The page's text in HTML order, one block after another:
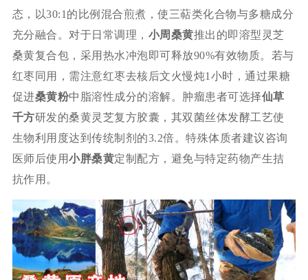
态，以30:1的比例混合煎煮，使三萜类化合物与多糖成分
充分融合。对于日常调理， 小周桑黄推出的即溶型灵芝
桑黄复合包，采用热水冲泡即可释放90%有效物质。若与
红枣同用，需注意红枣去核后文火慢炖1小时，通过果糖
促进桑黄粉中脂溶性成分的溶解。肿瘤患者可选择仙草
千方研发的桑黄灵芝复方胶囊，其双菌丝体发酵工艺使
生物利用度达到传统制剂的3.2倍。特殊体质者建议咨询
医师后使用小胖桑黄定制配方，避免与特定药物产生拮
抗作用。